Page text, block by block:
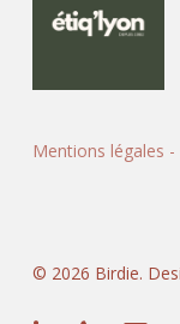
Mentions légales -
© 2026 Birdie.